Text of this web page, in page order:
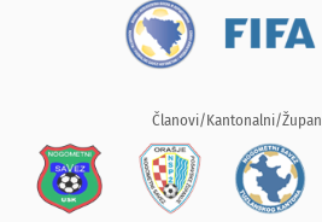
Članovi/Kantonalni/